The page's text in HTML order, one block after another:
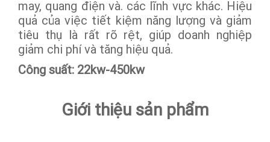
may, quang điện và. các lĩnh vực khác. Hiệu
quả của việc tiết kiệm năng lượng và giảm
tiêu thụ là rất rõ rệt, giúp doanh nghiệp
giảm chi phí và tăng hiệu quả.
Công suất: 22kw-450kw
Giới thiệu sản phẩm